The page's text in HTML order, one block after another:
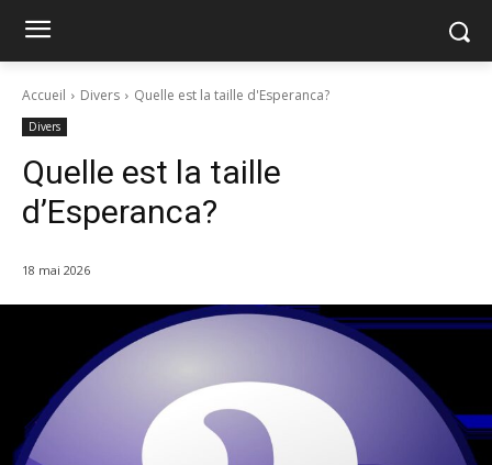
Accueil Divers Quelle est la taille d'Esperanca?
Divers
Quelle est la taille
d’Esperanca?
18 mai 2026